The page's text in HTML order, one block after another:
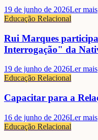
19 de junho de 2026Ler mais
Educação Relacional
Rui Marques
Interrogação" da
19 de junho de 2026Ler mais
Educação Relacional
Capacitar para a
16 de junho de 2026Ler mais
Educação Relacional